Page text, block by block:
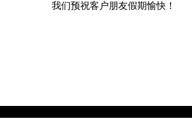
我们预祝客户朋友假期愉快！